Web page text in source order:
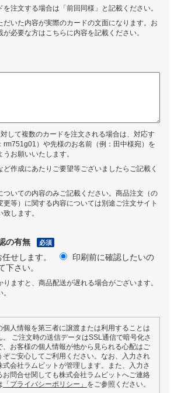
注文する場合は「前回同様」と記載ください。
いた内容が実際のカードの文面になります。お
必要な方はこちらに内容を記載ください。
対して複数のカードを注文される場合は、対応す
rm751g01）や先様のお名前（例：田中様宛）を
お願いいたします。
ど作成にあたりご要望等ございましたらご記載く
いての内容のみご記載ください。商品注文（の
更等）に関する内容については別途ご注文サイト
します。
の有無 必須
せします。
印刷前に確認したいの
下さい。
ますと、商品配送が遅れる場合がございます。
個人情報を第三者に譲渡または利用することは
。 ご注文時の送信データはSSL通信で暗号化さ
、お客様の個人情報が他から見られる心配はご
ぞご安心してご利用ください。なお、入力され
式会社ラムビットが管理します。また、入力さ
お問合せ関しても株式会社ラムビットへご連絡
「プライバシーポリシー」 をご参照ください。